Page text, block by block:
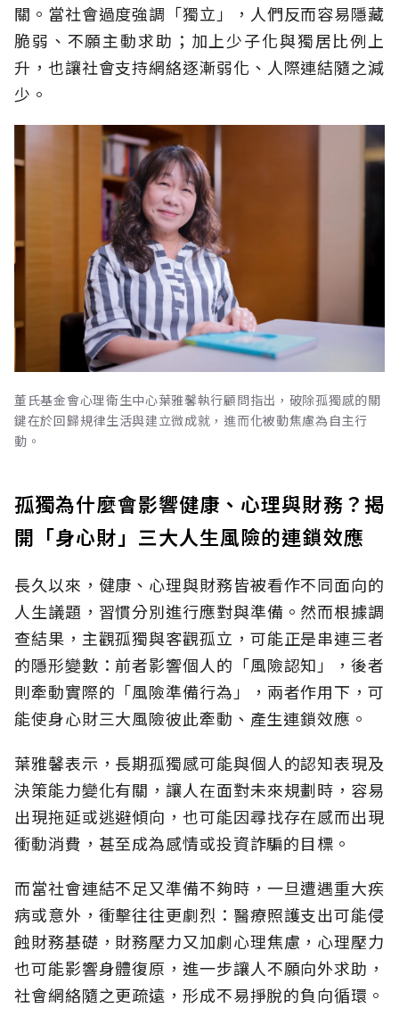
關。當社會過度強調「獨立」，人們反而容易隱藏
脆弱、不願主動求助；加上少子化與獨居比例上
升，也讓社會支持網絡逐漸弱化、人際連結隨之減
少。
董氏基金會心理衛生中心葉雅馨執行顧問指出，破除孤獨感的關
鍵在於回歸規律生活與建立微成就，進而化被動焦慮為自主行
動。
孤獨為什麼會影響健康、心理與財務？揭
開「身心財」三大人生風險的連鎖效應
長久以來，健康、心理與財務皆被看作不同面向的
人生議題，習慣分別進行應對與準備。然而根據調
查結果，主觀孤獨與客觀孤立，可能正是串連三者
的隱形變數：前者影響個人的「風險認知」，後者
則牽動實際的「風險準備行為」，兩者作用下，可
能使身心財三大風險彼此牽動、產生連鎖效應。
葉雅馨表示，長期孤獨感可能與個人的認知表現及
決策能力變化有關，讓人在面對未來規劃時，容易
出現拖延或逃避傾向，也可能因尋找存在感而出現
衝動消費，甚至成為感情或投資詐騙的目標。
而當社會連結不足又準備不夠時，一旦遭遇重大疾
病或意外，衝擊往往更劇烈：醫療照護支出可能侵
蝕財務基礎，財務壓力又加劇心理焦慮，心理壓力
也可能影響身體復原，進一步讓人不願向外求助，
社會網絡隨之更疏遠，形成不易掙脫的負向循環。